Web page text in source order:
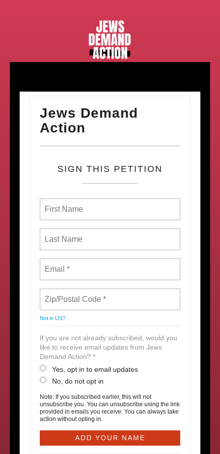
Jews Demand
Action
SIGN THIS PETITION
Not in US?
If you are not already subscribed, would you
like to receive email updates from Jews
Demand Action? *
Yes, opt in to email updates
No, do not opt in
Note: If you subscribed earlier, this will not
unsubscribe you. You can unsubscribe using the link
provided in emails you receive. You can always take
action without opting in.